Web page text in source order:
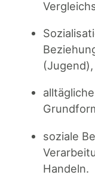
(Jugend),
soziale
Handeln.